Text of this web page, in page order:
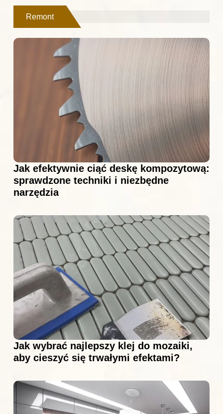
Remont
Jak efektywnie ciąć deskę kompozytową:
sprawdzone techniki i niezbędne
narzędzia
Jak wybrać najlepszy klej do mozaiki,
aby cieszyć się trwałymi efektami?